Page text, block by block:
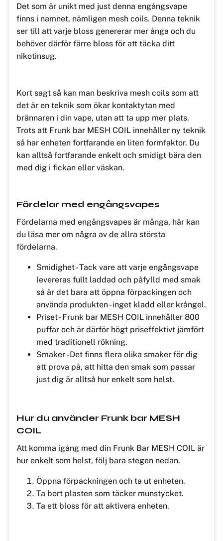
Det som är unikt med just denna engångsvape
finns i namnet, nämligen mesh coils. Denna teknik
ser till att varje bloss genererar mer ånga och du
behöver därför färre bloss för att täcka ditt
nikotinsug.
Kort sagt så kan man beskriva mesh coils som att
det är en teknik som ökar kontaktytan med
brännaren i din vape, utan att ta upp mer plats.
Trots att Frunk bar MESH COIL innehåller ny teknik
så har enheten fortfarande en liten formfaktor. Du
kan alltså fortfarande enkelt och smidigt bära den
med dig i fickan eller väskan.
Fördelar med engångsvapes
Fördelarna med engångsvapes är många, här kan
du läsa mer om några av de allra största
fördelarna.
Smidighet - Tack vare att varje engångsvape
levereras fullt laddad och påfylld med smak
så är det bara att öppna förpackingen och
använda produkten - inget kladd eller krångel.
Priset - Frunk bar MESH COIL innehåller 800
puffar och är därför högt priseffektivt jämfört
med traditionell rökning.
Smaker - Det finns flera olika smaker för dig
att prova på, att hitta den smak som passar
just dig är alltså hur enkelt som helst.
Hur du använder Frunk bar MESH
COIL
Att komma igång med din Frunk Bar MESH COIL är
hur enkelt som helst, följ bara stegen nedan.
Öppna förpackningen och ta ut enheten.
Ta bort plasten som täcker munstycket.
Ta ett bloss för att aktivera enheten.